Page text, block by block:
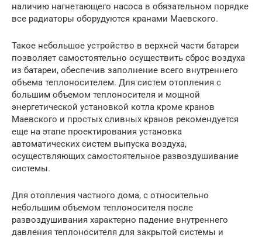
наличию нагнетающего насоса в обязательном порядке
все радиаторы оборудуются кранами Маевского.
Такое небольшое устройство в верхней части батареи
позволяет самостоятельно осуществить сброс воздуха
из батареи, обеспечив заполнение всего внутреннего
объема теплоносителем. Для систем отопления с
большим объемом теплоносителя и мощной
энергетической установкой котла кроме кранов
Маевского и простых сливных кранов рекомендуется
еще на этапе проектирования установка
автоматических систем выпуска воздуха,
осуществляющих самостоятельное развоздушивание
системы.
Для отопления частного дома, с относительно
небольшим объемом теплоносителя после
развоздушивания характерно падение внутреннего
давления теплоносителя для закрытой системы и